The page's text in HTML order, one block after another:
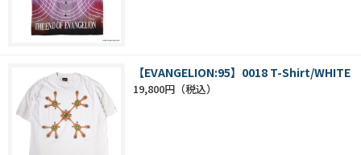
【EVANGELION:95】0018 T-Shirt/WHITE
19,800円